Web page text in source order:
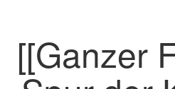
[[Ganzer